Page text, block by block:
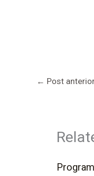
← Post